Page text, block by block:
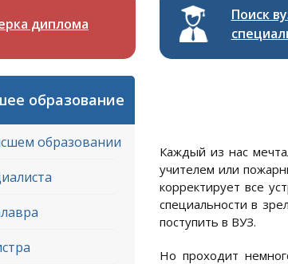
диплома
Поиск
образование
образовании
Каждый из нас
учителем или
корректирует все
специальности в
поступить в ВУЗ.
Но проходит